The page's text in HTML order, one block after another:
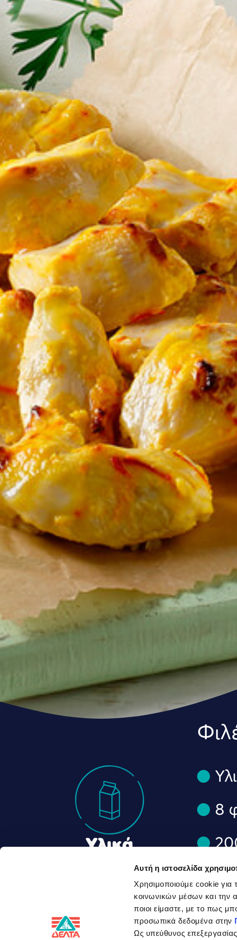
Αυτή η ιστοσελίδα
Χρησιμοποιούμε cookie για
κοινωνικών μέσων και την
ποιοι είμαστε, με το πως
προσωπικά δεδομένα στην
Ως υπεύθυνος
Υλικά
συνταγής
8
1
1